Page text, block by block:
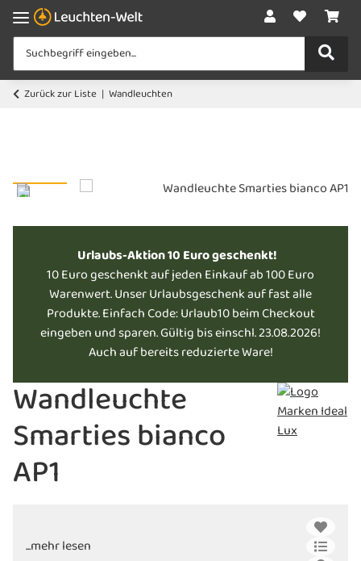
Zurück zur Liste Wandleuchten
Urlaubs-Aktion 10 Euro geschenkt!
10 Euro geschenkt auf jeden Einkauf ab 100 Euro
Warenwert. Unser Urlaubsgeschenk auf fast alle
Produkte. Einfach Code: Urlaub10 beim Checkout
eingeben und sparen. Gültig bis einschl. 23.08.2026!
Auch auf bereits reduzierte Ware!
Wandleuchte
Smarties bianco
AP1
...mehr lesen